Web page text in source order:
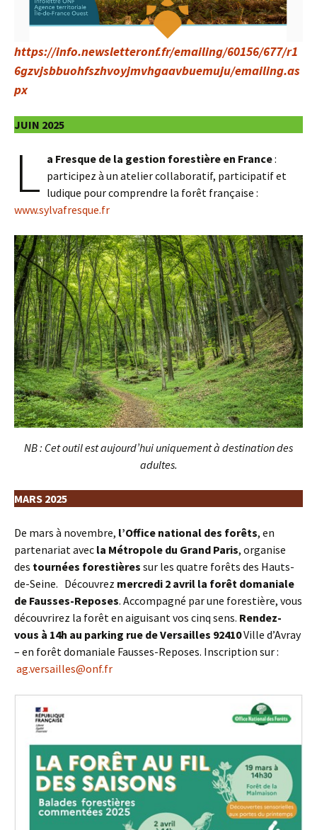
https://info.newsletteronf.fr/emailing/60156/677/r1
6gzvjsbbuohfszhvoyjmvhgaavbuemuju/emailing.as
px
JUIN 2025
L a Fresque de la gestion forestière en France:
participez à un atelier collaboratif, participatif et
ludique pour comprendre la forêt française :
www.sylvafresque.fr
NB : Cet outil est aujourd’hui uniquement à destination des
adultes.
MARS 2025
De mars à novembre, l’Office national des forêts, en
partenariat avec la Métropole du Grand Paris, organise
des tournées forestières sur les quatre forêts des Hauts-
de-Seine. Découvrez mercredi 2 avril la forêt domaniale
de Fausses-Reposes. Accompagné par une forestière, vous
découvrirez la forêt en aiguisant vos cinq sens. Rendez-
vous à 14h au parking rue de Versailles 92410Ville d’Avray
– en forêt domaniale Fausses-Reposes. Inscription sur :
ag.versailles@onf.fr